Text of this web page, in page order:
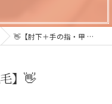
👋【肘下＋手の指・甲 脱毛】👋
】👋